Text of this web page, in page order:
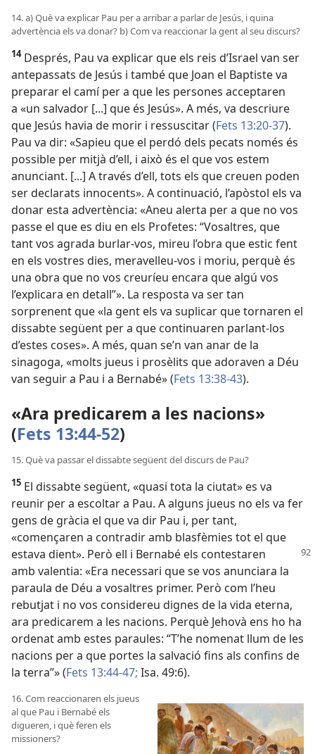
14. a) Què va explicar Pau per a arribar a parlar de Jesús, i quina
advertència els va donar? b) Com va reaccionar la gent al seu discurs?
14Després, Pau va explicar que els reis d’Israel van ser
antepassats de Jesús i també que Joan el Baptiste va
preparar el camí per a que les persones acceptaren
a «un salvador [...] que és Jesús». A més, va descriure
que Jesús havia de morir i ressuscitar (Fets 13:20-37).
Pau va dir: «Sapieu que el perdó dels pecats només és
possible per mitjà d’ell, i això és el que vos estem
anunciant. [...] A través d’ell, tots els que creuen poden
ser declarats innocents». A continuació, l’apòstol els va
donar esta advertència: «Aneu alerta per a que no vos
passe el que es diu en els Profetes: “Vosaltres, que
tant vos agrada burlar-vos, mireu l’obra que estic fent
en els vostres dies, meravelleu-vos i moriu, perquè és
una obra que no vos creuríeu encara que algú vos
l’explicara en detall”». La resposta va ser tan
sorprenent que «la gent els va suplicar que tornaren el
dissabte següent per a que continuaren parlant-los
d’estes coses». A més, quan se’n van anar de la
sinagoga, «molts jueus i prosèlits que adoraven a Déu
van seguir a Pau i a Bernabé» (Fets 13:38-43).
«Ara predicarem a les nacions»
(Fets 13:44-52)
15. Què va passar el dissabte següent del discurs de Pau?
15 El dissabte següent, «quasi tota la ciutat» es va
reunir per a escoltar a Pau. A alguns jueus no els va fer
gens de gràcia el que va dir Pau i, per tant,
«començaren a contradir amb blasfèmies tot el que
estava dient». Però ell i Bernabé els contestaren
amb valentia: «Era necessari que se vos anunciara la
paraula de Déu a vosaltres primer. Però com l’heu
rebutjat i no vos considereu dignes de la vida eterna,
ara predicarem a les nacions. Perquè Jehovà ens ho ha
ordenat amb estes paraules: “T’he nomenat llum de les
nacions per a que portes la salvació fins als confins de
la terra”» (Fets 13:44-47; Isa. 49:6).
16. Com reaccionaren els jueus
al que Pau i Bernabé els
digueren, i què feren els
missioners?